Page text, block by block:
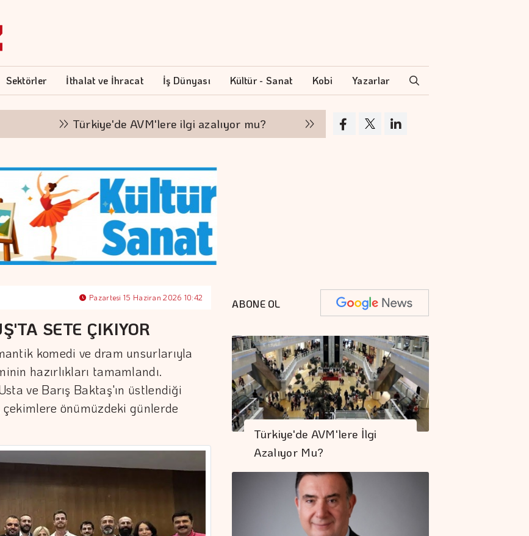
Sektörler İthalat ve İhracat İş Dünyası Kültür - Sanat Kobi Yazarlar
Türkiye'de AVM'lere ilgi azalıyor mu? Hakan Aran İş Bankası Genel
Pazartesi 15 Haziran 2026 10:42
SETE ÇIKIYOR
komedi ve dram unsurlarıyla
hazırlıkları tamamlandı.
ve Barış Baktaş'ın üstlendiği
çekimlere önümüzdeki günlerde
ABONE OL
Türkiye'de AVM'lere İlgi
Azalıyor Mu?